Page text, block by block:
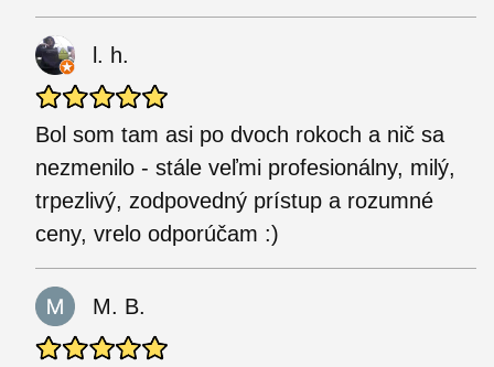
l. h.
Bol som tam asi po dvoch rokoch a nič sa
nezmenilo - stále veľmi profesionálny, milý,
trpezlivý, zodpovedný prístup a rozumné
ceny, vrelo odporúčam :)
M. B.